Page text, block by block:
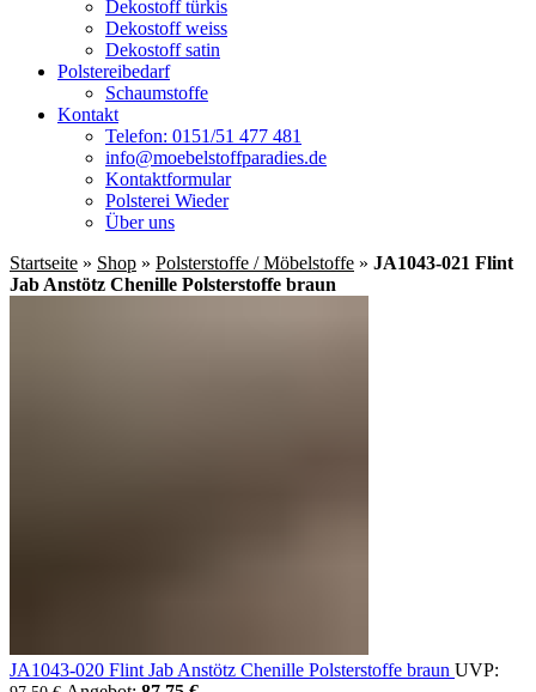
Dekostoff türkis
Dekostoff weiss
Dekostoff satin
Polstereibedarf
Schaumstoffe
Kontakt
Telefon: 0151/51 477 481
info@moebelstoffparadies.de
Kontaktformular
Polsterei Wieder
Über uns
Startseite » Shop » Polsterstoffe / Möbelstoffe » JA1043-021 Flint
Jab Anstötz Chenille Polsterstoffe braun
JA1043-020 Flint Jab Anstötz Chenille Polsterstoffe braun UVP: